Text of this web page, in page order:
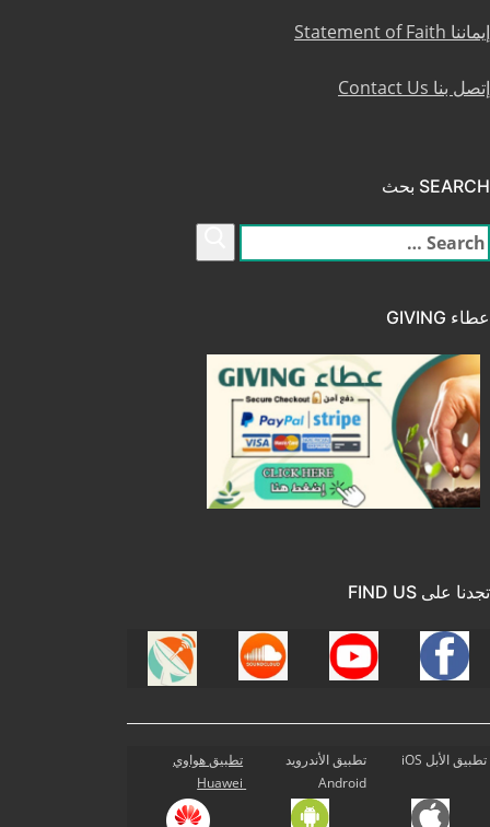
إيماننا Statement of Faith
إتصل بنا Contact Us
SEARCH بحث
البحث
عن:
عطاء GIVING
تجدنا على FIND US
تطبيق الأبل iOS
تطبيق الأندرويد
Android
تطبيق هواوي